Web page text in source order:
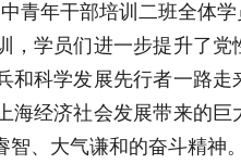
青年干部培训二班全体
，学员们进一步提升了
和科学发展先行者一路
海经济社会发展带来的
、大气谦和的奋斗精神。